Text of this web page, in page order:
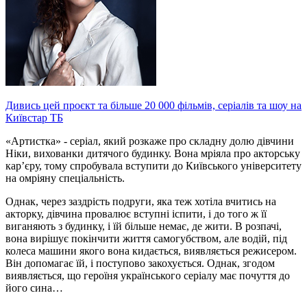
Дивись цей проєкт та більше 20 000 фільмів, серіалів та шоу на
Київстар ТБ
«Артистка» - серіал, який розкаже про складну долю дівчини
Ніки, вихованки дитячого будинку. Вона мріяла про акторську
кар’єру, тому спробувала вступити до Київського університету
на омріяну спеціальність.
Однак, через заздрість подруги, яка теж хотіла вчитись на
акторку, дівчина провалює вступні іспити, і до того ж її
виганяють з будинку, і їй більше немає, де жити. В розпачі,
вона вирішує покінчити життя самогубством, але водій, під
колеса машини якого вона кидається, виявляється режисером.
Він допомагає їй, і поступово закохується. Однак, згодом
виявляється, що героїня українського серіалу має почуття до
його сина…